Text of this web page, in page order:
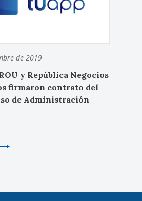
de 2019
y República Negocios
firmaron contrato del
de Administración